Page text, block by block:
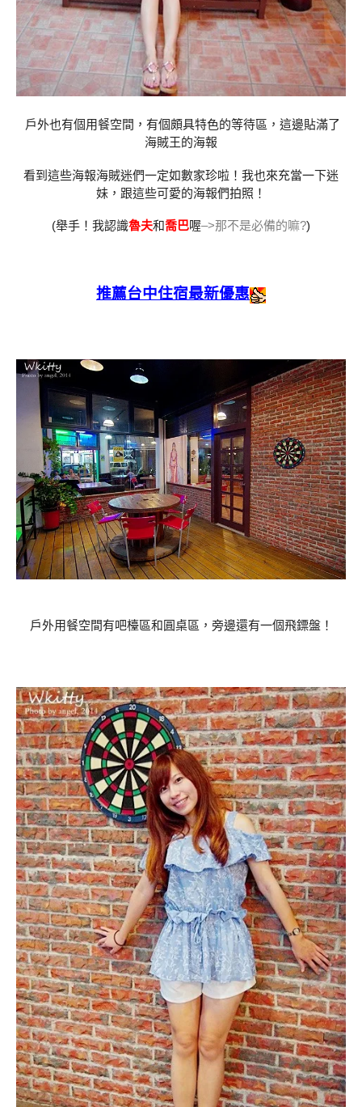
戶外也有個用餐空間，有個頗具特色的等待區，這邊貼滿了
海賊王的海報
看到這些海報海賊迷們一定如數家珍啦！我也來充當一下迷
妹，跟這些可愛的海報們拍照！
(舉手！我認識魯夫和喬巴喔–>那不是必備的嘛?)
推薦台中住宿最新優惠
戶外用餐空間有吧檯區和圓桌區，旁邊還有一個飛鏢盤！